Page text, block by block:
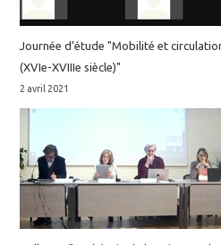
Journée d’étude "Mobilité et
(XVIe-XVIIIe siècle)"
2 avril 2021